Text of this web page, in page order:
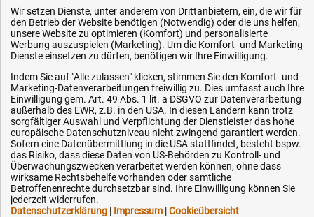
Downloads
Kontakt
Ihre Hytec-Hydraulik Vorteile
Schneller Versand, meist am selben Tag
Versandkostenfrei ab 150 EUR (innerhalb DE)
Lieferung auf Rechnung (abhängig vom Wert)
Einmonatiges Rückgaberecht
Über 30 Jahre Erfahrung
Kompetente telefonische Beratung
Wir setzen Dienste, unter anderem von Drittanbietern, ein, die wir für
den Betrieb der Website benötigen (Notwendig) oder die uns helfen,
unsere Website zu optimieren (Komfort) und personalisierte
Werbung auszuspielen (Marketing). Um die Komfort- und Marketing-
Dienste einsetzen zu dürfen, benötigen wir Ihre Einwilligung.
Indem Sie auf "Alle zulassen" klicken, stimmen Sie den Komfort- und
Marketing-Datenverarbeitungen freiwillig zu. Dies umfasst auch Ihre
Einwilligung gem. Art. 49 Abs. 1 lit. a DSGVO zur Datenverarbeitung
außerhalb des EWR, z.B. in den USA. In diesen Ländern kann trotz
sorgfältiger Auswahl und Verpflichtung der Dienstleister das hohe
europäische Datenschutzniveau nicht zwingend garantiert werden.
Sofern eine Datenübermittlung in die USA stattfindet, besteht bspw.
das Risiko, dass diese Daten von US-Behörden zu Kontroll- und
Überwachungszwecken verarbeitet werden können, ohne dass
wirksame Rechtsbehelfe vorhanden oder sämtliche
Betroffenenrechte durchsetzbar sind. Ihre Einwilligung können Sie
jederzeit widerrufen.
Datenschutzerklärung | Impressum |Cookieübersicht